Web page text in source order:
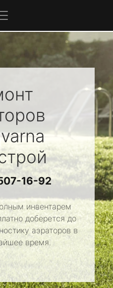
16-92
инвентарем
доберется до
аэраторов в
время.